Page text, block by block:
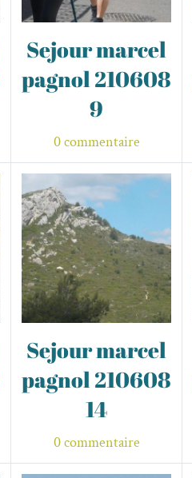
Sejour marcel
pagnol 210608
9
0 commentaire
Sejour marcel
pagnol 210608
14
0 commentaire